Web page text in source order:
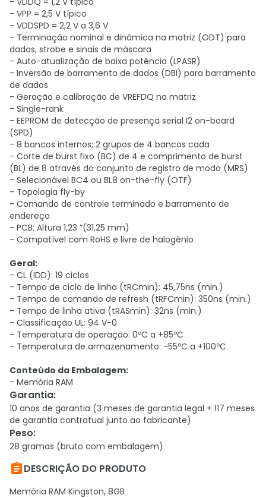
- VPP = 2,5 V típico
- VDDSPD = 2,2 V a 3,6 V
- Terminação nominal e dinâmica na matriz (ODT) para
dados, strobe e sinais de máscara
- Auto-atualização de baixa potência (LPASR)
- Inversão de barramento de dados (DBI) para barramento
de dados
- Geração e calibração de VREFDQ na matriz
- Single-rank
- EEPROM de detecção de presença serial I2 on-board
(SPD)
- 8 bancos internos; 2 grupos de 4 bancos cada
- Corte de burst fixo (BC) de 4 e comprimento de burst
(BL) de 8 através do conjunto de registro de modo (MRS)
- Selecionável BC4 ou BL8 on-the-fly (OTF)
- Topologia fly-by
- Comando de controle terminado e barramento de
endereço
- PCB: Altura 1,23 ”(31,25 mm)
- Compatível com RoHS e livre de halogênio
Geral:
- CL (IDD): 19 ciclos
- Tempo de ciclo de linha (tRCmin): 45,75ns (min.)
- Tempo de comando de refresh (tRFCmin): 350ns (min.)
- Tempo de linha ativa (tRASmin): 32ns (min.)
- Classificação UL: 94 V-0
- Temperatura de operação: 0ºC a +85ºC
- Temperatura de armazenamento: -55ºC a +100ºC.
Conteúdo da Embalagem:
- Memória RAM
Garantia:
10 anos de garantia (3 meses de garantia legal + 117 meses
de garantia contratual junto ao fabricante)
Peso:
28 gramas (bruto com embalagem)
DESCRIÇÃO DO PRODUTO
Memória RAM Kingston, 8GB